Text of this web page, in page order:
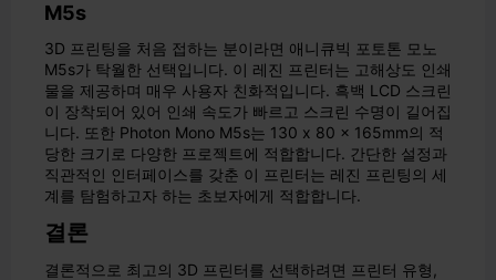
M5s
3D 프린팅을 처음 접하는 분이라면 애니큐빅 포토톤 모노
M5s가 탁월한 선택입니다. 이 레진 프린터는 고해상도 인쇄
물을 제공하며 매우 사용자 친화적입니다. 흑백 LCD 스크린
이 장착되어 있어 인쇄 속도가 빠르고 스크린 수명이 길어집
니다. 또한 Photon Mono M5s는 130 x 80 x 165mm의 적
당한 크기로 다양한 프로젝트에 적합합니다. 간단한 설정과
직관적인 인터페이스를 갖춘 이 프린터는 레진 프린팅의 세
계를 탐험하고자 하는 초보자에게 적합합니다.
결론
결론적으로 최고의 3D 프린터를 선택하려면 프린터 유형,